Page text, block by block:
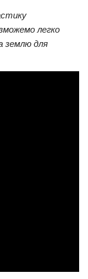
легко
землю для